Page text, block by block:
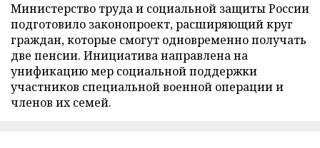
Министерство труда и социальной защиты России
подготовило законопроект, расширяющий круг
граждан, которые смогут одновременно получать
две пенсии. Инициатива направлена на
унификацию мер социальной поддержки
участников специальной военной операции и
членов их семей.